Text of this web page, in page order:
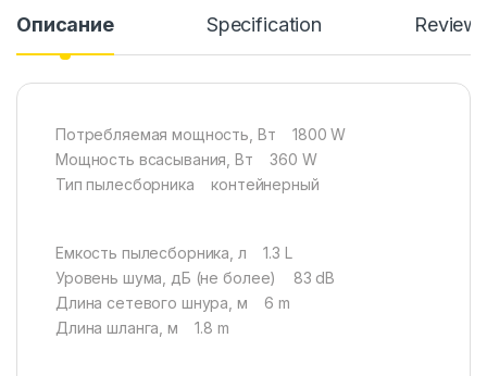
Описание Specification
Потребляемая мощность, Вт 1800 W
Мощность всасывания, Вт 360 W
Тип пылесборника контейнерный
Емкость пылесборника, л 1.3 L
Уровень шума, дБ (не более) 83 dB
Длина сетевого шнура, м 6 m
Длина шланга, м 1.8 m